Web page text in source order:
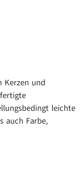
Kerzen und
leichte
auch Farbe,